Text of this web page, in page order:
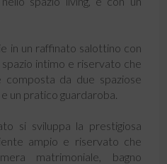
in un raffinato salottino con
intimo e riservato che
da due spaziose
un pratico guardaroba.
si sviluppa la prestigiosa
ampio e riservato che
matrimoniale, bagno